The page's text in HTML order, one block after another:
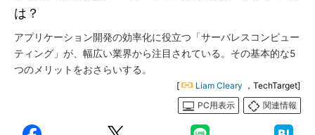
は？
アプリケーション開発の効率化に役立つ「サーバレスコンピュー
ティング」が、幅広い業界から注目されている。その基本的な5
つのメリットをおさらいする。
[ Liam Cleary ，TechTarget]
PC用表示
関連情報